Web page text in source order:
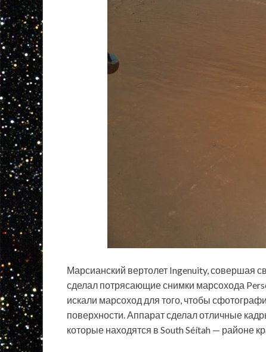
Марсианский вертолет Ingenuity, совершая
сделал потрясающие снимки марсохода
искали марсоход для того, чтобы
поверхности. Аппарат сделал отличные
которые находятся в South Séítah — районе